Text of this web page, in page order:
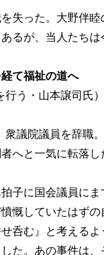
失った。大野伴
るが、当人たち
て福祉の道へ
う・山本譲司氏）
衆議院議員を辞職
へと一気に転落し
子に国会議員にま
慨していたはずの
呑む』と考えるよ
た。あの事件は、